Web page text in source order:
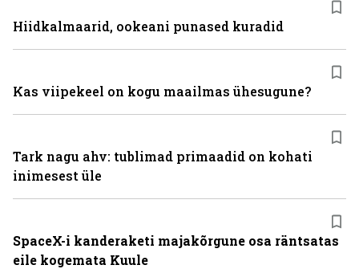
Hiidkalmaarid, ookeani punased kuradid
Kas viipekeel on kogu maailmas ühesugune?
Tark nagu ahv: tublimad primaadid on kohati
inimesest üle
SpaceX-i kanderaketi majakõrgune osa räntsatas
eile kogemata Kuule